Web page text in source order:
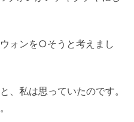
ォンを○そうと考えまし
、私は思っていたのです。